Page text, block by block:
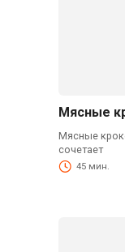
Мясные
Мясные
сочетает
45 мин.